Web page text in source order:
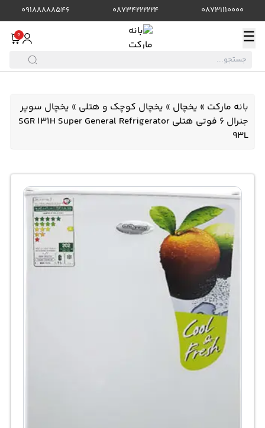
08731110000
08734222224
09188888546
☰
0
بانه مارکت » یخچال » یخچال کوچک و هتلی » یخچال سوپر
جنرال 6 فوتی هتلی SGR 131H Super General Refrigerator
93L